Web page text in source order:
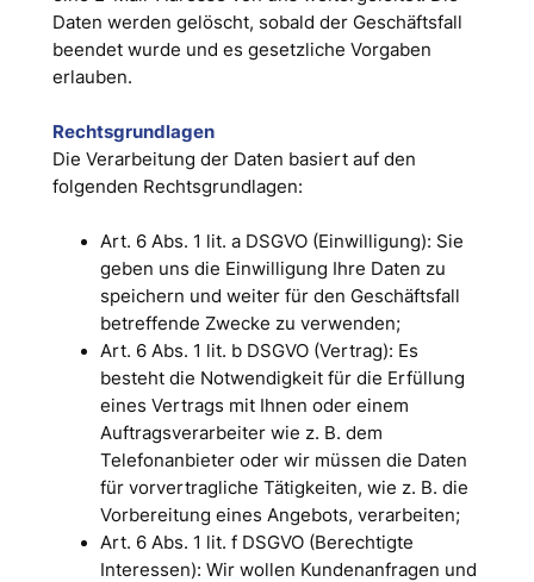
Daten werden gelöscht, sobald der Geschäftsfall
beendet wurde und es gesetzliche Vorgaben
erlauben.
Rechtsgrundlagen
Die Verarbeitung der Daten basiert auf den
folgenden Rechtsgrundlagen:
Art. 6 Abs. 1 lit. a DSGVO (Einwilligung): Sie
geben uns die Einwilligung Ihre Daten zu
speichern und weiter für den Geschäftsfall
betreffende Zwecke zu verwenden;
Art. 6 Abs. 1 lit. b DSGVO (Vertrag): Es
besteht die Notwendigkeit für die Erfüllung
eines Vertrags mit Ihnen oder einem
Auftragsverarbeiter wie z. B. dem
Telefonanbieter oder wir müssen die Daten
für vorvertragliche Tätigkeiten, wie z. B. die
Vorbereitung eines Angebots, verarbeiten;
Art. 6 Abs. 1 lit. f DSGVO (Berechtigte
Interessen): Wir wollen Kundenanfragen und